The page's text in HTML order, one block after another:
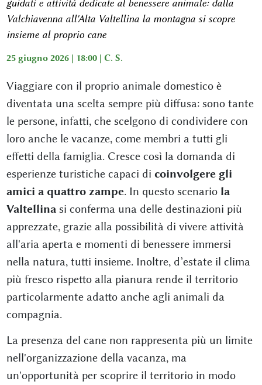
guidati e attività dedicate al benessere animale: dalla
Valchiavenna all'Alta Valtellina la montagna si scopre
insieme al proprio cane
25 giugno 2026 | 18:00 | C. S.
Viaggiare con il proprio animale domestico è
diventata una scelta sempre più diffusa: sono tante
lepersone, infatti, che scelgono di condividere con
loro anche le vacanze, come membri a tutti gli
effetti della famiglia. Cresce così la domanda di
esperienze turistiche capaci di coinvolgere gli
amici a quattro zampe. In questo scenario la
Valtellinasi conferma una delle destinazioni più
apprezzate, grazie alla possibilità di vivere attività
all'aria aperta e momenti di benessere immersi
nella natura, tutti insieme. Inoltre, d’estate il clima
più fresco rispetto alla pianura rende il territorio
particolarmente adatto anche agli animali da
compagnia.
La presenza del cane non rappresenta più un limite
nell'organizzazione della vacanza, ma
un'opportunità per scoprire il territorio in modo